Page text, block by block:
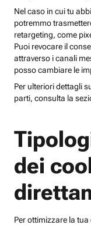
Nel caso in cui tu
potremmo
retargeting, come
Puoi revocare il
attraverso i canali
posso cambiare le
Per ulteriori dettagli
parti, consulta la
dei
Per ottimizzare la